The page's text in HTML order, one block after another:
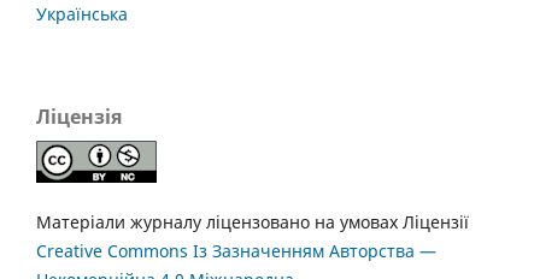
Українська
Ліцензія
Матеріали журналу ліцензовано на умовах Ліцензії
Creative Commons Із Зазначенням Авторства —